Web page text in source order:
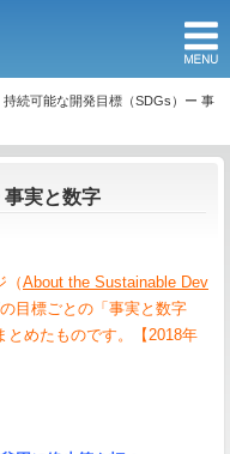
持続可能な開発目標（SDGs）ー 事
実と数字
（About the Sustainable Dev
目標ごとの「事実と数字
とめたものです。【2018年